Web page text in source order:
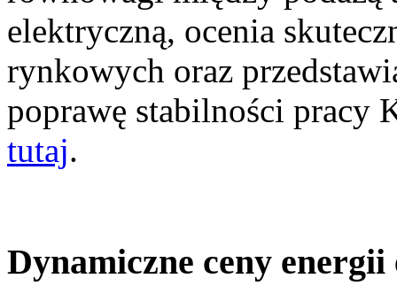
elektryczną, ocenia
rynkowych oraz
poprawę stabilności pracy
tutaj.
Dynamiczne ceny